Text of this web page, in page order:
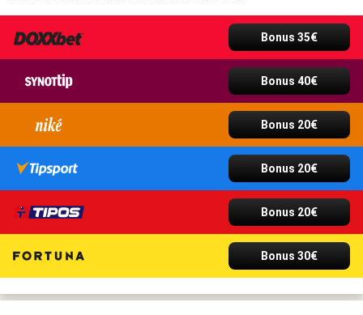
Bonus 35€
Bonus 40€
Bonus 20€
Bonus 20€
Bonus 20€
Bonus 30€